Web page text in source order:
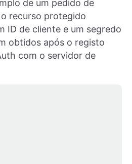
de um pedido de
recurso protegido
ID de cliente e um segredo
obtidos após o registo
com o servidor de